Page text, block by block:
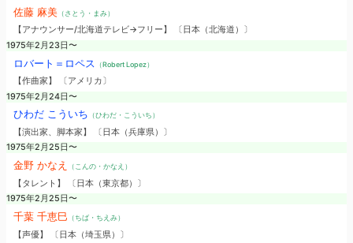
佐藤 麻美（さとう・まみ）
【アナウンサー/北海道テレビ→フリー】 〔日本（北海道）〕
1975年2月23日〜
ロバート＝ロペス （Robert Lopez）
【作曲家】 〔アメリカ〕
1975年2月24日〜
ひわだ こういち （ひわだ・こういち）
【演出家、脚本家】 〔日本（兵庫県）〕
1975年2月25日〜
金野 かなえ （こんの・かなえ）
【タレント】 〔日本（東京都）〕
1975年2月25日〜
千葉 千恵巳 （ちば・ちえみ）
【声優】 〔日本（埼玉県）〕